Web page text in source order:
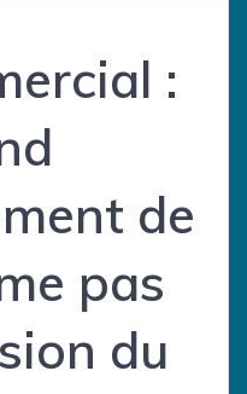
:
de
pas
du